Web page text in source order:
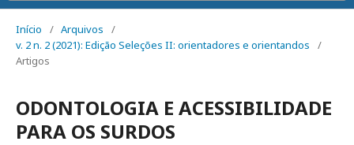
Início / Arquivos
/
v. 2 n. 2 (2021): Edição Seleções II: orientadores e orientandos
/
Artigos
ODONTOLOGIA E ACESSIBILIDADE
PARA OS SURDOS